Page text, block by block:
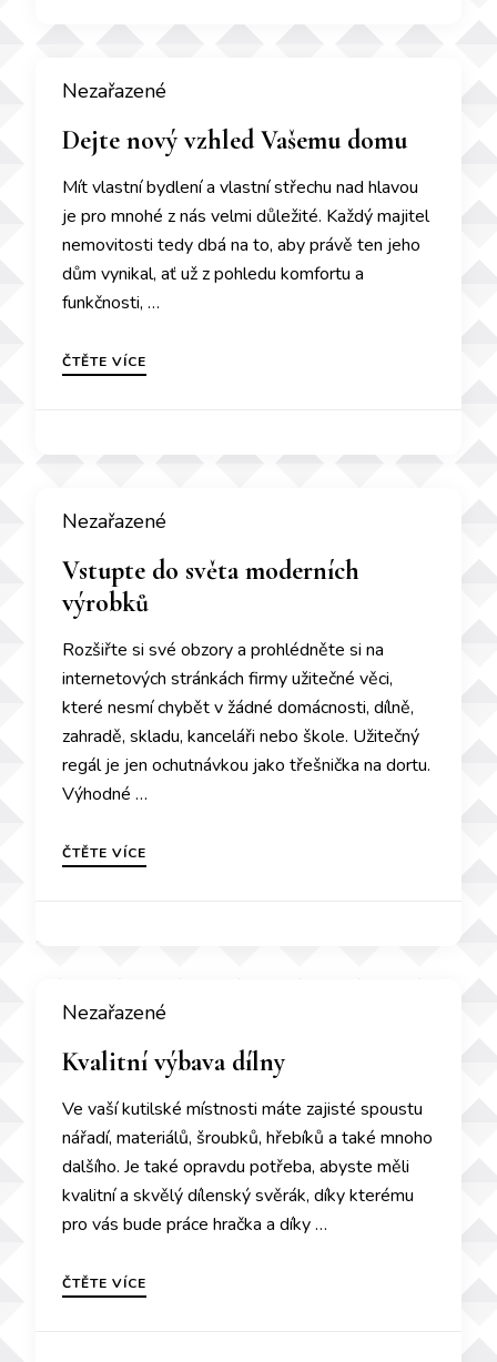
Nezařazené
Dejte nový vzhled Vašemu domu
Mít vlastní bydlení a vlastní střechu nad hlavou
je pro mnohé z nás velmi důležité. Každý majitel
nemovitosti tedy dbá na to, aby právě ten jeho
dům vynikal, ať už z pohledu komfortu a
funkčnosti, …
ČTĚTE VÍCE
Nezařazené
Vstupte do světa moderních
výrobků
Rozšiřte si své obzory a prohlédněte si na
internetových stránkách firmy užitečné věci,
které nesmí chybět v žádné domácnosti, dílně,
zahradě, skladu, kanceláři nebo škole. Užitečný
regál je jen ochutnávkou jako třešnička na dortu.
Výhodné …
ČTĚTE VÍCE
Nezařazené
Kvalitní výbava dílny
Ve vaší kutilské místnosti máte zajisté spoustu
nářadí, materiálů, šroubků, hřebíků a také mnoho
dalšího. Je také opravdu potřeba, abyste měli
kvalitní a skvělý dílenský svěrák, díky kterému
pro vás bude práce hračka a díky …
ČTĚTE VÍCE